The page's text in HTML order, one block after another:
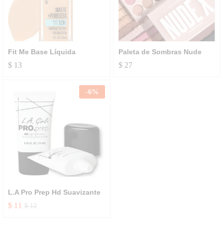
Fit Me Base Líquida
$ 13
Paleta de Sombras Nude
$27
-6%
L.A Pro Prep Hd Suavizante
$ 11 $12